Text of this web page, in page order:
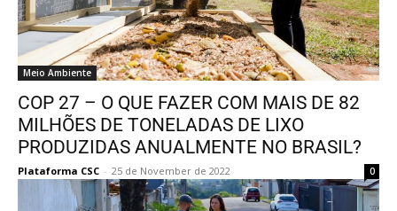
Meio Ambiente
COP 27 – O QUE FAZER COM MAIS DE 82
MILHÕES DE TONELADAS DE LIXO
PRODUZIDAS ANUALMENTE NO BRASIL?
Plataforma CSC - 25 de November de 2022 0